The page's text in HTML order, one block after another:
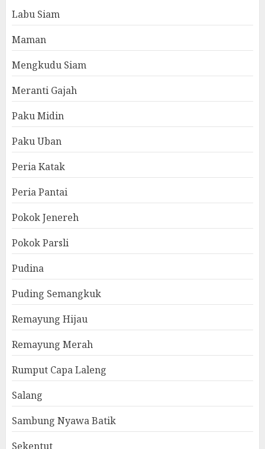
Labu Siam
Maman
Mengkudu Siam
Meranti Gajah
Paku Midin
Paku Uban
Peria Katak
Peria Pantai
Pokok Jenereh
Pokok Parsli
Pudina
Puding Semangkuk
Remayung Hijau
Remayung Merah
Rumput Capa Laleng
Salang
Sambung Nyawa Batik
Sekentut